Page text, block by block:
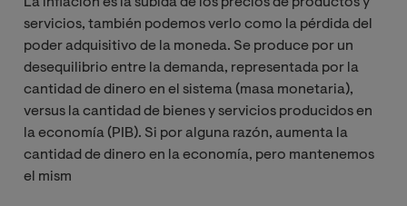
servicios, también podemos verlo como la pérdida del
poder adquisitivo de la moneda. Se produce por un
desequilibrio entre la demanda, representada por la
cantidad de dinero en el sistema (masa monetaria),
versus la cantidad de bienes y servicios producidos en
la economía (PIB). Si por alguna razón, aumenta la
cantidad de dinero en la economía, pero mantenemos
el mism